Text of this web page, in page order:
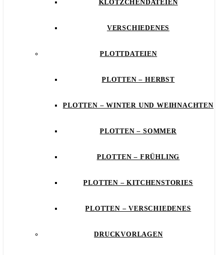
KLÖTZCHENDATEIEN
VERSCHIEDENES
PLOTTDATEIEN
PLOTTEN – HERBST
PLOTTEN – WINTER UND WEIHNACHTEN
PLOTTEN – SOMMER
PLOTTEN – FRÜHLING
PLOTTEN – KITCHENSTORIES
PLOTTEN – VERSCHIEDENES
DRUCKVORLAGEN